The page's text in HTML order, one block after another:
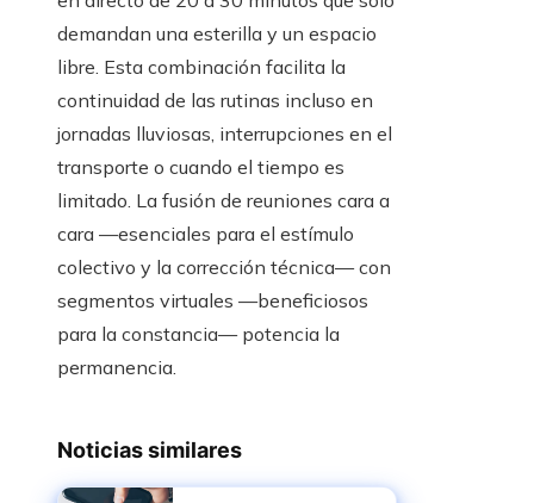
demandan una esterilla y un espacio
libre. Esta combinación facilita la
continuidad de las rutinas incluso en
jornadas lluviosas, interrupciones en el
transporte o cuando el tiempo es
limitado. La fusión de reuniones cara a
cara —esenciales para el estímulo
colectivo y la corrección técnica— con
segmentos virtuales —beneficiosos
para la constancia— potencia la
permanencia.
Noticias similares